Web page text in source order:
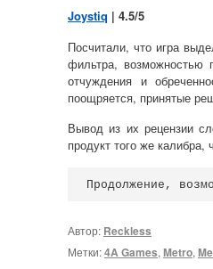
Joystiq | 4.5/5
Посчитали, что игра
фильтра, возможностью
отчуждения и
поощряется, принятые
Вывод из их рецензии
продукт того же калибра,
Продолжение,
Автор: Reckless
Метки:4A Games, Metro,